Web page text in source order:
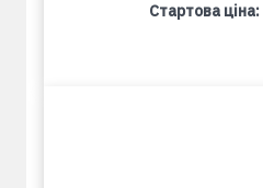
Стартова ціна: